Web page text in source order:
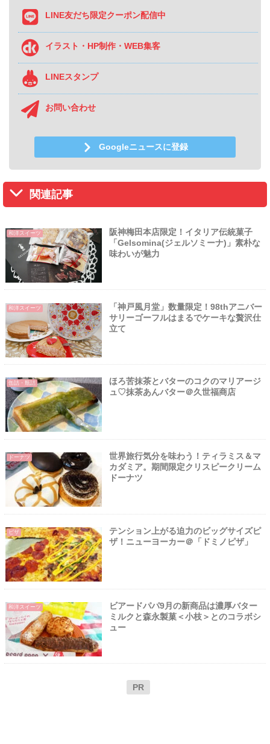
LINE友だち限定クーポン配信中
イラスト・HP制作・WEB集客
LINEスタンプ
お問い合わせ
Googleニュースに登録
関連記事
和洋スイーツ
阪神梅田本店限定！イタリア伝統菓子
「Gelsomina(ジェルソミーナ)」素朴な
味わいが魅力
和洋スイーツ
「神戸風月堂」数量限定！98thアニバー
サリーゴーフルはまるでケーキな贅沢仕
立て
缶詰・瓶詰
ほろ苦抹茶とバターのコクのマリアージ
ュ♡抹茶あんバター＠久世福商店
ドーナツ
世界旅行気分を味わう！ティラミス＆マ
カダミア。期間限定クリスピークリーム
ドーナツ
ピザ
テンション上がる迫力のビッグサイズピ
ザ！ニューヨーカー＠「ドミノピザ」
和洋スイーツ
ビアードパパ9月の新商品は濃厚バター
ミルクと森永製菓＜小枝＞とのコラボシ
ュー
PR